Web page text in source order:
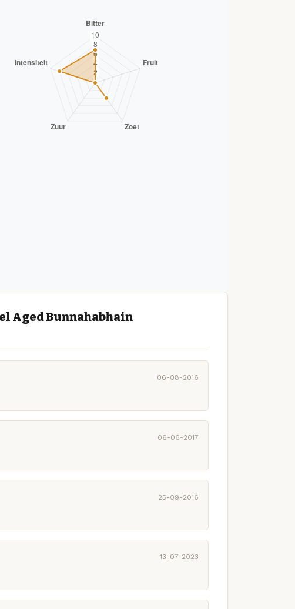
Aged Bunnahabhain
06-08-2016
06-06-2017
25-09-2016
13-07-2023